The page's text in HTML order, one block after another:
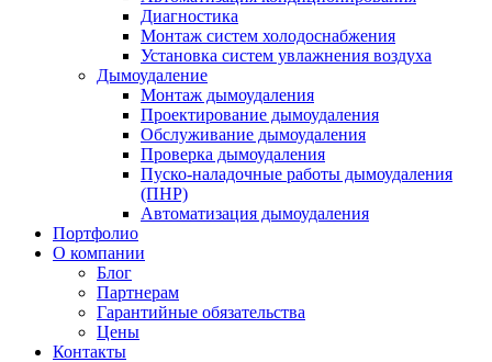
Диагностика
Монтаж систем холодоснабжения
Установка систем увлажнения воздуха
Дымоудаление
Монтаж дымоудаления
Проектирование дымоудаления
Обслуживание дымоудаления
Проверка дымоудаления
Пуско-наладочные работы дымоудаления
(ПНР)
Автоматизация дымоудаления
Портфолио
О компании
Блог
Партнерам
Гарантийные обязательства
Цены
Контакты